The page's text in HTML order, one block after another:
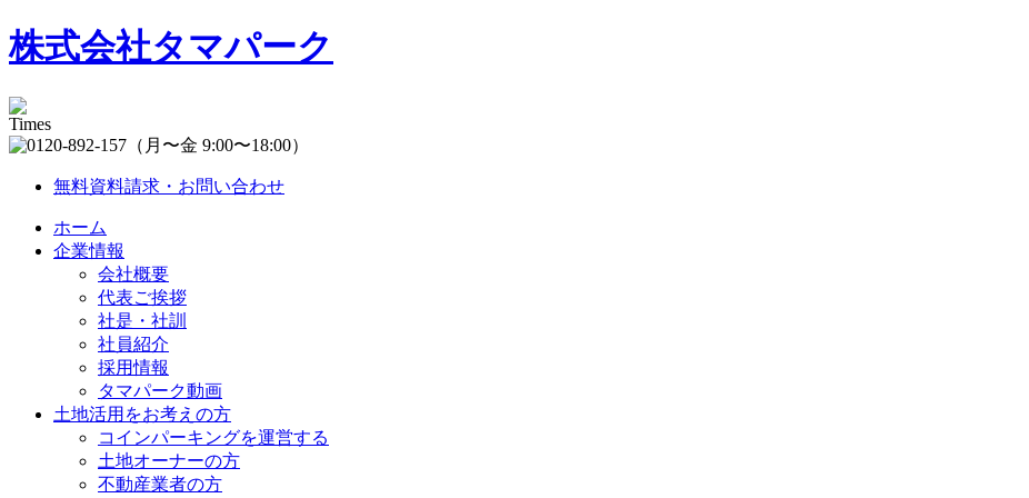
株式会社タマパーク
（月〜金 9:00〜18:00）
無料資料請求・お問い合わせ
ホーム
企業情報
会社概要
代表ご挨拶
社是・社訓
社員紹介
採用情報
タマパーク動画
土地活用をお考えの方
コインパーキングを運営する
土地オーナーの方
不動産業者の方